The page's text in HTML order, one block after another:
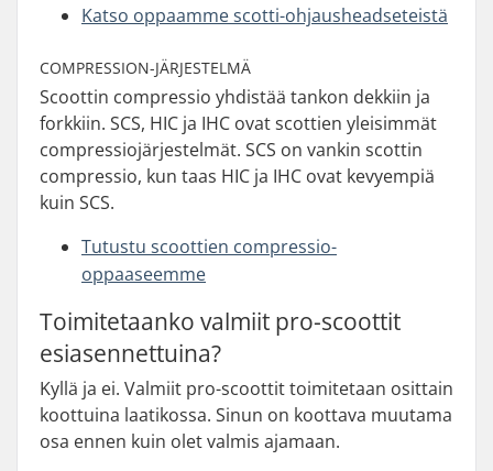
Katso oppaamme scotti-ohjausheadseteistä
COMPRESSION-JÄRJESTELMÄ
Scoottin compressio yhdistää tankon dekkiin ja
forkkiin. SCS, HIC ja IHC ovat scottien yleisimmät
compressiojärjestelmät. SCS on vankin scottin
compressio, kun taas HIC ja IHC ovat kevyempiä
kuin SCS.
Tutustu scoottien compressio-
oppaaseemme
Toimitetaanko valmiit pro-scoottit
esiasennettuina?
Kyllä ja ei. Valmiit pro-scoottit toimitetaan osittain
koottuina laatikossa. Sinun on koottava muutama
osa ennen kuin olet valmis ajamaan.